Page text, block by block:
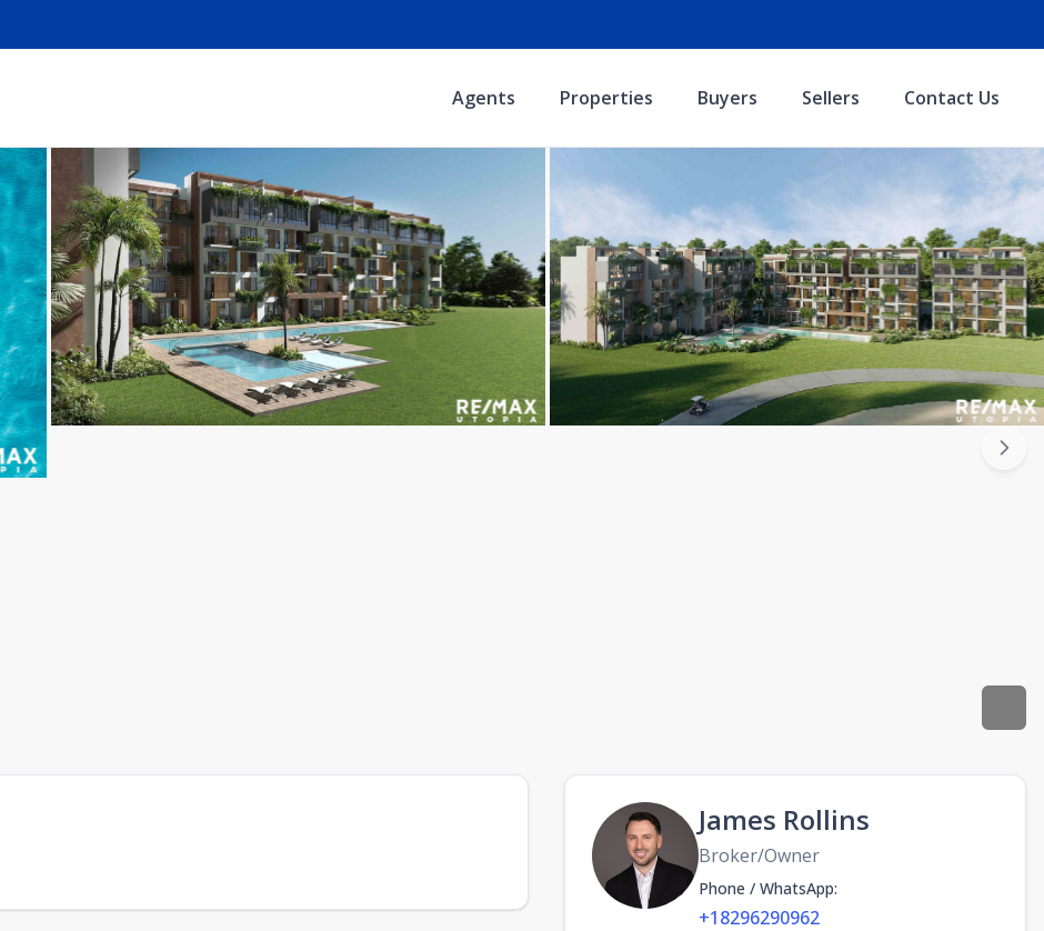
Agents Properties Buyers Sellers Contact Us
James Rollins
Broker/Owner
Phone / WhatsApp:
+18296290962